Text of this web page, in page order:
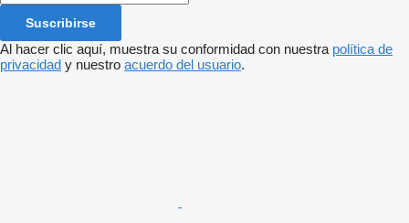
Suscribirse
Al hacer clic aquí, muestra su conformidad con nuestra política de
privacidad y nuestro acuerdo del usuario.